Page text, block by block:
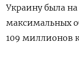
Украину была
максимальных
109 миллионов